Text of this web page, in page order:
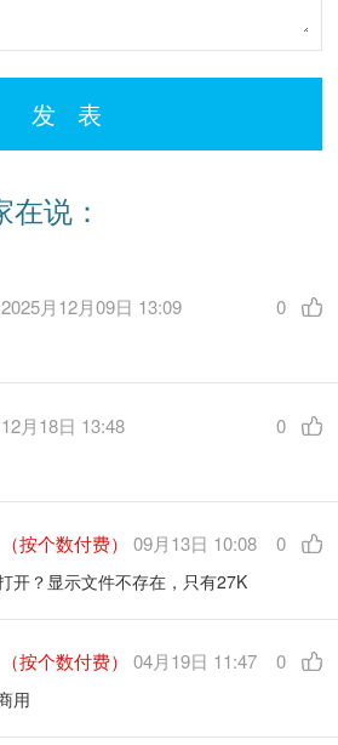
发 表
说：
2025月12月09日 13:09 0
12月18日 13:48 0
（按个数付费） 09月13日 10:08 0
开？显示文件不存在，只有27K
（按个数付费） 04月19日 11:47 0
用